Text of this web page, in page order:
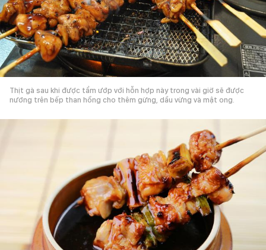
Thịt gà sau khi được tẩm ướp với hỗn hợp này trong vài giờ sẽ được
nướng trên bếp than hồng cho thêm gừng, dầu vừng và mật ong.